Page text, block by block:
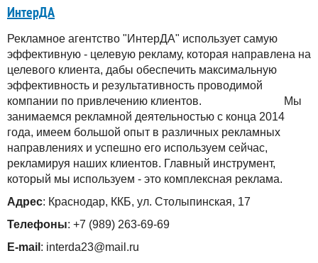
ИнтерДА
Рекламное агентство "ИнтерДА" использует самую
эффективную - целевую рекламу, которая направлена на
целевого клиента, дабы обеспечить максимальную
эффективность и результативность проводимой
компании по привлечению клиентов. Мы
занимаемся рекламной деятельностью с конца 2014
года, имеем большой опыт в различных рекламных
направлениях и успешно его используем сейчас,
рекламируя наших клиентов. Главный инструмент,
который мы используем - это комплексная реклама.
Адрес: Краснодар, ККБ, ул. Столыпинская, 17
Телефоны: +7 (989) 263-69-69
E-mail : interda23@mail.ru